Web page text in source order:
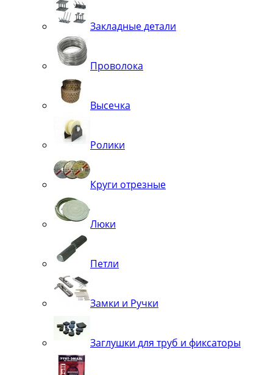
Закладные детали
Проволока
Высечка
Ролики
Круги отрезные
Люки
Петли
Замки и Ручки
Заглушки для труб и фиксаторы